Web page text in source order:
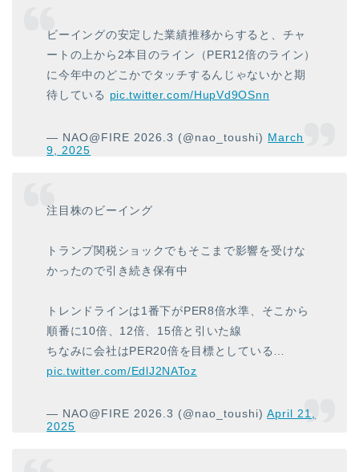
ビーイングの安定した業績推移からすると、チャ
ートの上から2本目のライン（PER12倍のライン）
に今年中のどこかでタッチするんじゃないかと期
待している pic.twitter.com/HupVd9OSnn
— NAO@FIRE 2026.3 (@nao_toushi) March
9, 2025
注目株のビーイング
トランプ関税ショックでもそこまで影響を受けな
かったので引き続き保有中
トレンドラインは1番下がPER8倍水準、そこから
順番に10倍、12倍、15倍と引いた線
ちなみに会社はPER20倍を目標としている…
pic.twitter.com/EdlJ2NAToz
— NAO@FIRE 2026.3 (@nao_toushi)April 21,
2025